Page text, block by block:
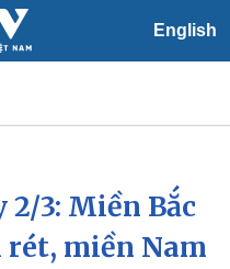
English
hội
Tin 24h
Dự báo thời tiết
3: Miền Bắc
miền Nam